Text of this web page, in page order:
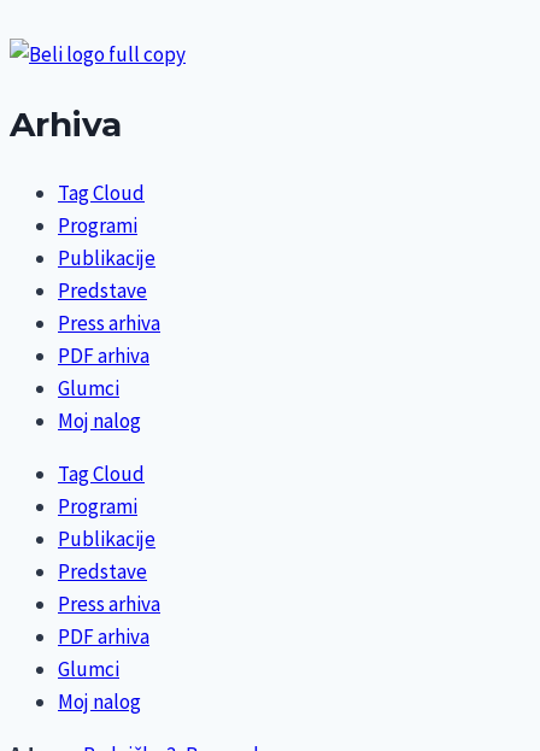
Arhiva
Tag Cloud
Programi
Publikacije
Predstave
Press arhiva
PDF arhiva
Glumci
Moj nalog
Tag Cloud
Programi
Publikacije
Predstave
Press arhiva
PDF arhiva
Glumci
Moj nalog